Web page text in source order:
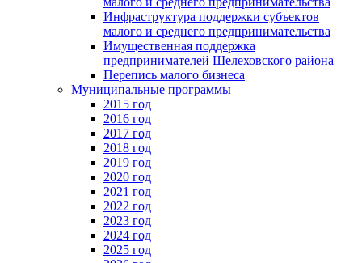
Инфраструктура поддержки субъектов
малого и среднего предпринимательства
Имущественная поддержка
предпринимателей Шелеховского района
Перепись малого бизнеса
Муниципальные программы
2015 год
2016 год
2017 год
2018 год
2019 год
2020 год
2021 год
2022 год
2023 год
2024 год
2025 год